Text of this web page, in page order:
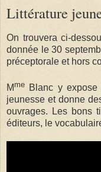
Littérature
On trouvera ci-
donnée le 30
préceptorale et hors
M me Blanc y expose
jeunesse et donne
ouvrages. Les bons
éditeurs, le